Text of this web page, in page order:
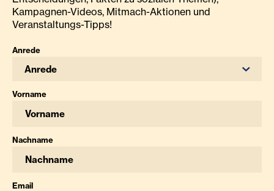
Kampagnen-Videos, Mitmach-Aktionen und
Veranstaltungs-Tipps!
Anrede
Anrede
Vorname
Nachname
Email